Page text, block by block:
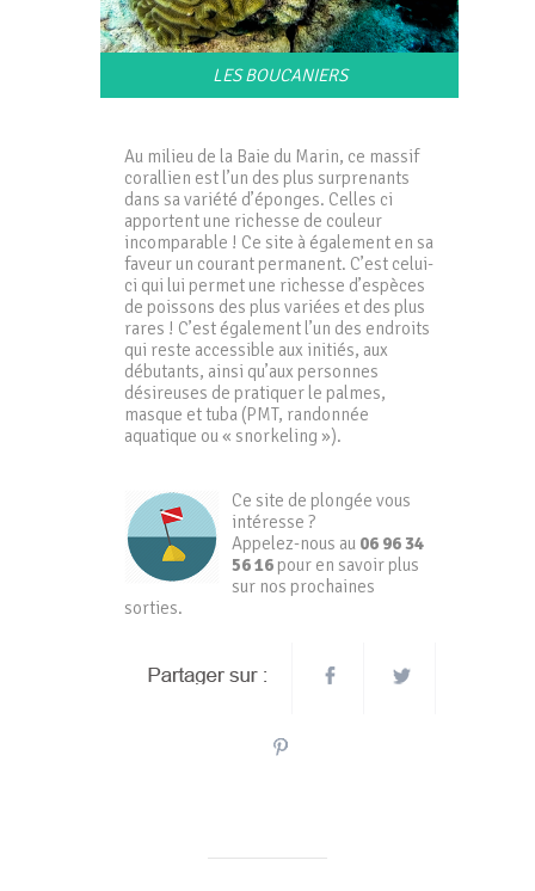
LES BOUCANIERS
Au milieu de la Baie du Marin, ce massif
corallien est l’un des plus surprenants
dans sa variété d’éponges. Celles ci
apportent une richesse de couleur
incomparable ! Ce site à également en sa
faveur un courant permanent. C’est celui-
ci qui lui permet une richesse d’espèces
de poissons des plus variées et des plus
rares ! C’est également l’un des endroits
qui reste accessible aux initiés, aux
débutants, ainsi qu’aux personnes
désireuses de pratiquer le palmes,
masque et tuba (PMT, randonnée
aquatique ou « snorkeling »).
Ce site de plongée vous
intéresse ?
Appelez-nous au 06 96 34
56 16 pour en savoir plus
sur nos prochaines
sorties.